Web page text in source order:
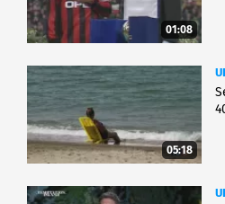
01:08
05:18